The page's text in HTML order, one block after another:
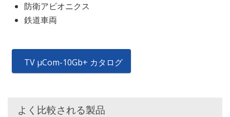
防衛アビオニクス
鉄道車両
TV µCom-10Gb+ カタログ
よく比較される製品